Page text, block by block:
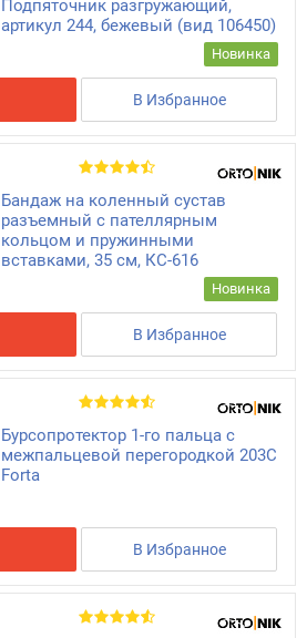
Подпяточник разгружающий,
артикул 244, бежевый (вид 106450)
Новинка
В Избранное
Бандаж на коленный сустав
разъемный с пателлярным
кольцом и пружинными
вставками, 35 см, КС-616
Новинка
В Избранное
Бурсопротектор 1-го пальца с
межпальцевой перегородкой 203С
Forta
В Избранное